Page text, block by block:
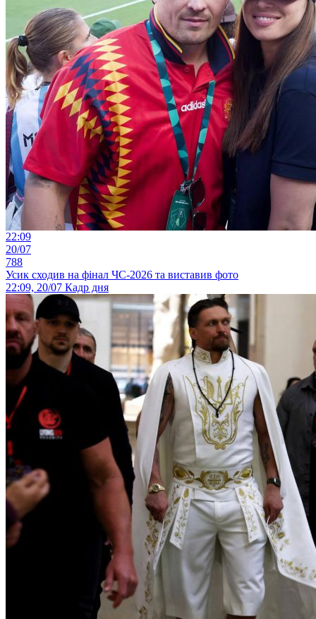
22:09
20/07
788
Усик сходив на фінал ЧС-2026 та виставив фото
22:09, 20/07 Кадр дня